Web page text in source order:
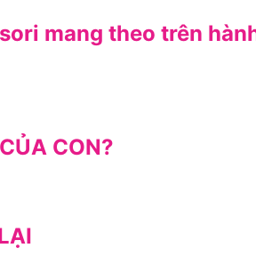
mang theo trên
CON?